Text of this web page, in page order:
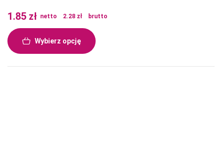
Wykonana z biodegradowalnych materiałów, doskonale sprawdzi
się w każdej sytuacji, zapewniając trwałość i wygodę użytkowania.
1.85 zł netto 2.28 zł brutto
Wybierz opcję